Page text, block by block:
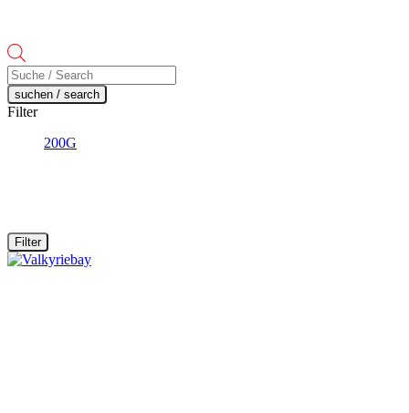
Products
search
suchen / search
Filter
200G
Filter